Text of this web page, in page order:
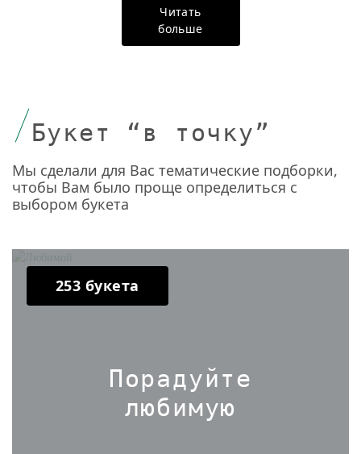
Читать
больше
Букет “в точку”
Мы сделали для Вас тематические подборки,
чтобы Вам было проще определиться с
выбором букета
253 букета
Порадуйте
любимую